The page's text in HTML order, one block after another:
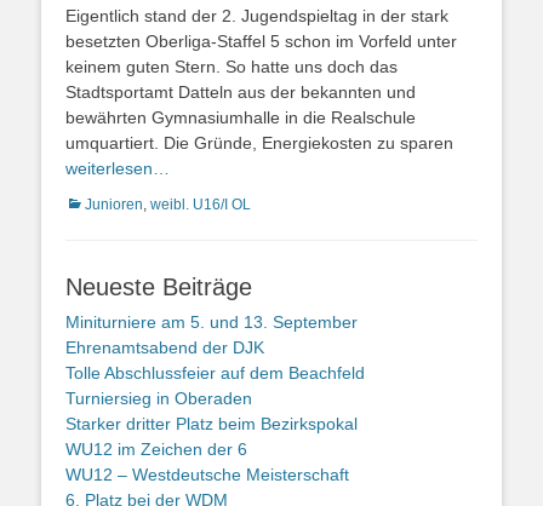
Eigentlich stand der 2. Jugendspieltag in der stark
besetzten Oberliga-Staffel 5 schon im Vorfeld unter
keinem guten Stern. So hatte uns doch das
Stadtsportamt Datteln aus der bekannten und
bewährten Gymnasiumhalle in die Realschule
umquartiert. Die Gründe, Energiekosten zu sparen
weiterlesen…
Kategorien
Junioren, weibl. U16/I OL
Neueste Beiträge
Miniturniere am 5. und 13. September
Ehrenamtsabend der DJK
Tolle Abschlussfeier auf dem Beachfeld
Turniersieg in Oberaden
Starker dritter Platz beim Bezirkspokal
WU12 im Zeichen der 6
WU12 – Westdeutsche Meisterschaft
6. Platz bei der WDM